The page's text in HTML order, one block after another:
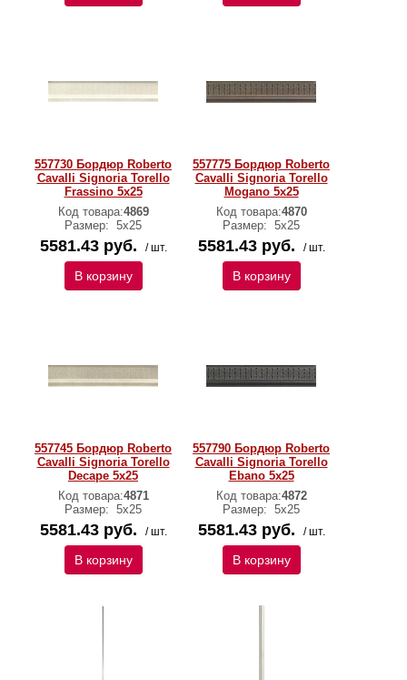
557730 Бордюр Roberto
Cavalli Signoria Torello
Frassino 5x25
Код товара:4869
Размер: 5x25
5581.43 руб. / шт.
В корзину
557775 Бордюр Roberto
Cavalli Signoria Torello
Mogano 5x25
Код товара:4870
Размер: 5x25
5581.43 руб. / шт.
В корзину
557745 Бордюр Roberto
Cavalli Signoria Torello
Decape 5x25
Код товара:4871
Размер: 5x25
5581.43 руб. / шт.
В корзину
557790 Бордюр Roberto
Cavalli Signoria Torello
Ebano 5x25
Код товара:4872
Размер: 5x25
5581.43 руб. / шт.
В корзину